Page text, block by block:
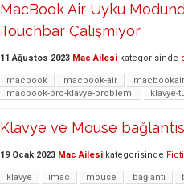
MacBook Air Uyku
Touchbar Çalışmıyor
11 Ağustos 2023 Mac Ailesi kategorisinde
macbook macbook-air macbookair
macbook-pro-klavye-problemi
klavye-
Klavye ve Mouse
19 Ocak 2023 Mac Ailesi kategorisinde
klavye imac mouse bağlantı